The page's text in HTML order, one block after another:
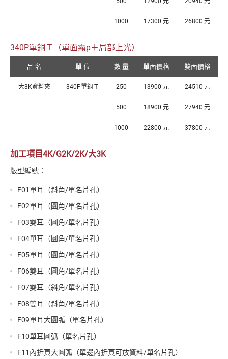
1000 17300 元 26800 元
340P單銅Ｔ（單面霧p＋局部上光）
品 名 單 位 數 量 單面價格 雙面價格
大3K資料夾 340P單銅Ｔ 250 13900 元 24510 元
500 18900 元 27940 元
1000 22800 元 37800 元
加工項目4K/G2K/2K/大3K
版型編號：
F01單耳（斜角/單名片孔）
F02單耳（圓角/單名片孔）
F03雙耳（圓角/單名片孔）
F04單耳（圓角/單名片孔）
F05單耳（圓角/單名片孔）
F06雙耳（圓角/單名片孔）
F07雙耳（斜角/單名片孔）
F08雙耳（斜角/單名片孔）
F09單耳大圓弧（單名片孔）
F10單耳圓弧（單名片孔）
F11內折頁大圓弧（單邊內折頁可放資料/單名片孔）